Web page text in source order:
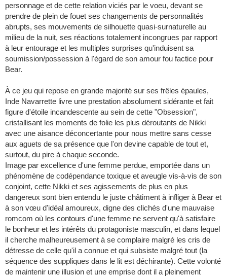
personnage et de cette relation viciés par le voeu, devant se
prendre de plein de fouet ses changements de personnalités
abrupts, ses mouvements de silhouette quasi-surnaturelle au
milieu de la nuit, ses réactions totalement incongrues par rapport
à leur entourage et les multiples surprises qu'induisent sa
soumission/possession à l'égard de son amour fou factice pour
Bear.
À ce jeu qui repose en grande majorité sur ses frêles épaules,
Inde Navarrette livre une prestation absolument sidérante et fait
figure d'étoile incandescente au sein de cette "Obsession",
cristallisant les moments de folie les plus déroutants de Nikki
avec une aisance déconcertante pour nous mettre sans cesse
aux aguets de sa présence que l'on devine capable de tout et,
surtout, du pire à chaque seconde.
Image par excellence d'une femme perdue, emportée dans un
phénomène de codépendance toxique et aveugle vis-à-vis de son
conjoint, cette Nikki et ses agissements de plus en plus
dangereux sont bien entendu le juste châtiment à infliger à Bear et
à son vœu d'idéal amoureux, digne des clichés d'une mauvaise
romcom où les contours d'une femme ne servent qu'à satisfaire
le bonheur et les intérêts du protagoniste masculin, et dans lequel
il cherche malheureusement à se complaire malgré les cris de
détresse de celle qu'il a connue et qui subsiste malgré tout (la
séquence des suppliques dans le lit est déchirante). Cette volonté
de maintenir une illusion et une emprise dont il a pleinement